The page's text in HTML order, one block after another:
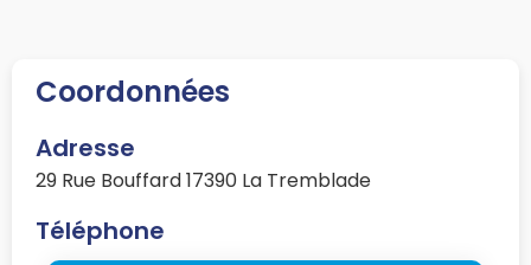
Coordonnées
Adresse
29 Rue Bouffard 17390 La Tremblade
Téléphone